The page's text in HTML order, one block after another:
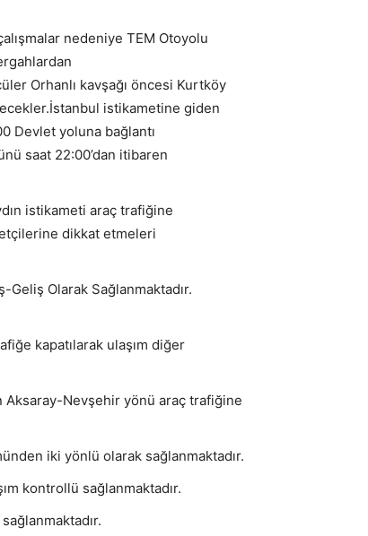
nedeniye TEM Otoyolu
Orhanlı kavşağı öncesi Kurtköy
istikametine giden
Devlet yoluna bağlantı
saat 22:00’dan itibaren
istikameti araç trafiğine
dikkat etmeleri
Geliş Olarak Sağlanmaktadır.
kapatılarak ulaşım diğer
Aksaray-Nevşehir yönü araç trafiğine
iki yönlü olarak sağlanmaktadır.
kontrollü sağlanmaktadır.